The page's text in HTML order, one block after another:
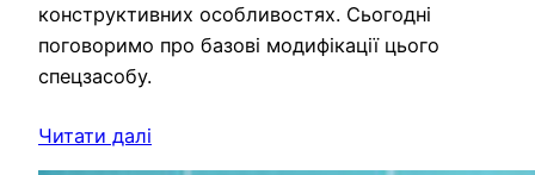
конструктивних особливостях. Сьогодні
поговоримо про базові модифікації цього
спецзасобу.
Читати далі